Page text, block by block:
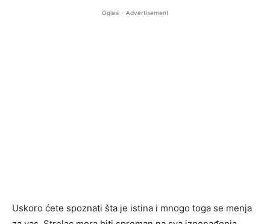
Oglasi - Advertisement
Uskoro ćete spoznati šta je istina i mnogo toga se menja